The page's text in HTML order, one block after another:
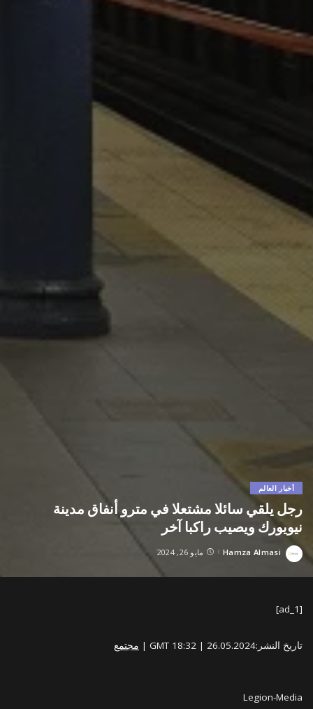
أخبار العالم
رجل يلقي سائلا مشتعلا في مترو أنفاق مدينة
نيويورك ويصيب راكبا آخر
Posted
Hamza Almasi مايو 26, 2024
[ad_1]
تاريخ النشر:26.05.2024
|
18:32 GMT
| مجتمع
Legion-Media